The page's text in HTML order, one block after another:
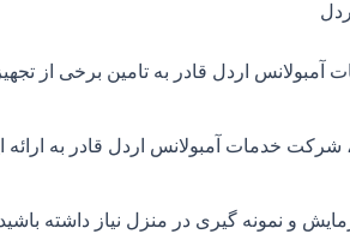
اردل قادر به تامین برخی از
خدمات آمبولانس اردل قادر به ارائه
و نمونه گیری در منزل نیاز داشته باشید